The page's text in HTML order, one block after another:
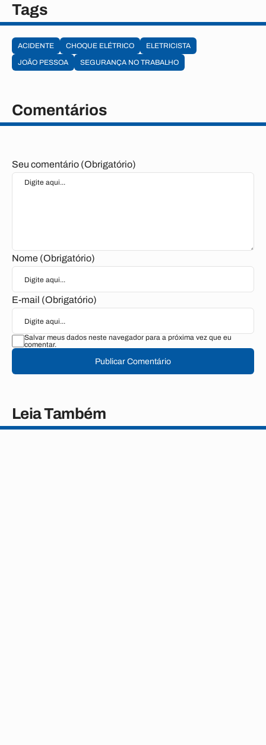
Tags
ACIDENTE CHOQUE ELÉTRICO
ELETRICISTA
JOÃO PESSOA
SEGURANÇA NO TRABALHO
Comentários
Seu comentário (Obrigatório)
Nome (Obrigatório)
E-mail (Obrigatório)
Salvar meus dados neste navegador para a próxima vez que eu
comentar.
Publicar Comentário
Leia Também